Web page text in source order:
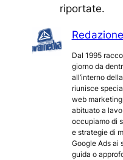
riportate.
Dal 1995
giorno da
all’interno
riunisce
web
abituato a
occupiamo di
e strategie di
Google Ads ai
guida o